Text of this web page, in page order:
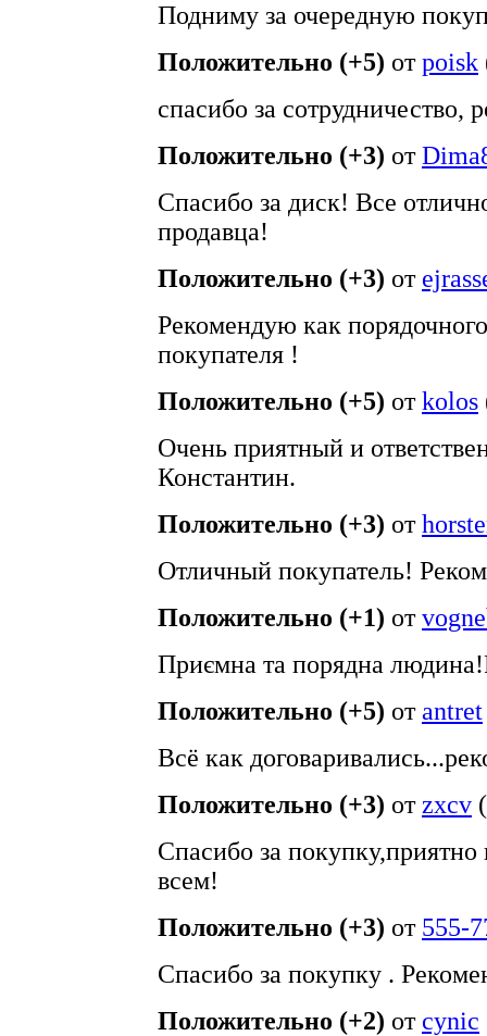
Подниму за очередную
Положительно (+5) отpoisk
спасибо за сотрудничество,
Положительно (+3) от
Спасибо за диск! Все
продавца!
Положительно (+3) от
Рекомендую как
покупателя !
Положительно (+5) отkolos
Очень приятный и
Константин.
Положительно (+3) от
Отличный покупатель!
Положительно (+1) от
Приємна та порядна
Положительно (+5) отantret
Всё как
Положительно (+3) от zxcv (
Спасибо за
всем!
Положительно (+3) от 555-
Спасибо за покупку .
Положительно (+2) от cynic